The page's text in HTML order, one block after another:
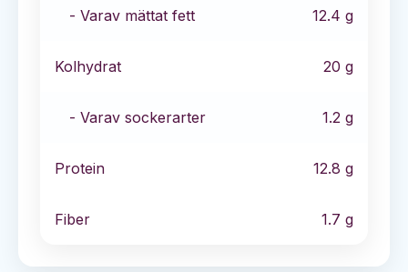
- Varav mättat fett 12.4 g
Kolhydrat 20 g
- Varav sockerarter 1.2 g
Protein 12.8 g
Fiber 1.7 g